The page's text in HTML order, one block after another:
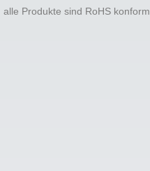
alle Produkte sind RoHS konform